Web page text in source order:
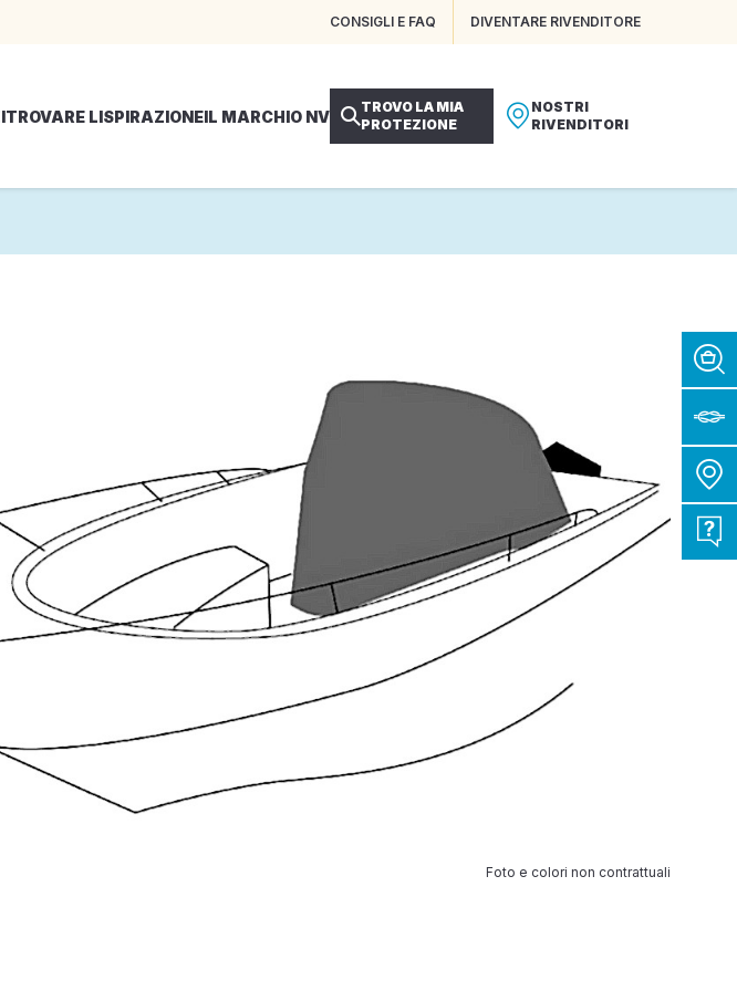
CONSIGLI E FAQ DIVENTARE RIVENDITORE
TROVARE LISPIRAZIONEIL MARCHIO NV
TROVO LA MIA
PROTEZIONE
NOSTRI
RIVENDITORI
Foto e colori non contrattuali